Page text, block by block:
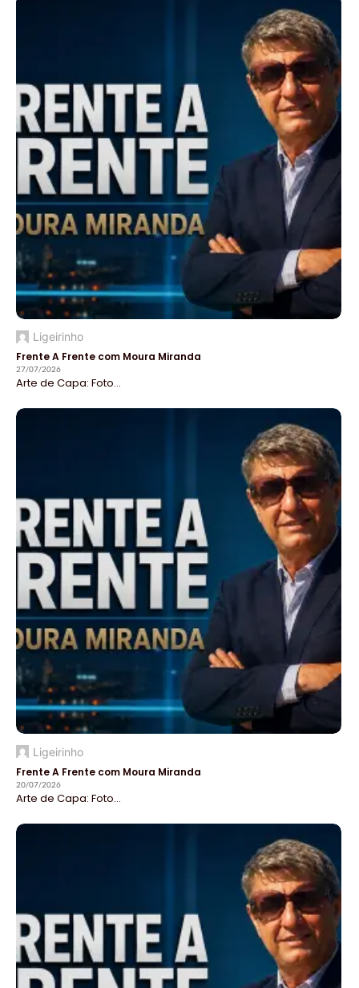
Ligeirinho
Frente A Frente com Moura Miranda
27/07/2026
Arte de Capa: Foto...
Ligeirinho
Frente A Frente com Moura Miranda
20/07/2026
Arte de Capa: Foto...